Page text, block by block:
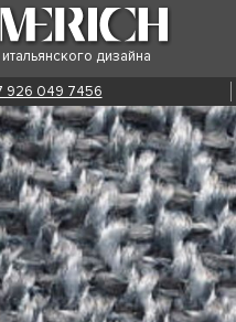
дизайна
926 049 7456